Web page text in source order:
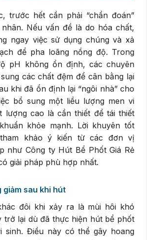
trước hết cần phải “chẩn đoán”
Nếu vấn đề là do hóa chất,
ngay việc sử dụng chúng và xả
để pha loãng nồng độ. Trong
pH không ổn định, các chuyên
các chất đệm để cân bằng lại
khi đã ổn định lại “ngôi nhà” cho
bổ sung một liều lượng men vi
lượng cao là cần thiết để tái thiết
khỏe mạnh. Lời khuyên tốt
khảo ý kiến từ các đơn vị
như Công ty Hút Bể Phốt Giá Rẻ
giải pháp phù hợp nhất.
giảm sau khi hút
đôi khi xảy ra là mùi hôi khó
trở lại dù đã thực hiện hút bể phốt
sinh. Điều này có thể gây hoang